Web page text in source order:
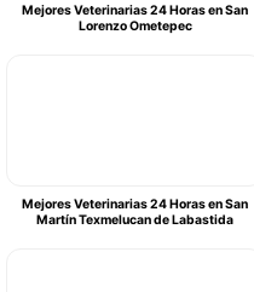
Mejores Veterinarias 24 Horas en San
Lorenzo Ometepec
Mejores Veterinarias 24 Horas en San
Martín Texmelucan de Labastida